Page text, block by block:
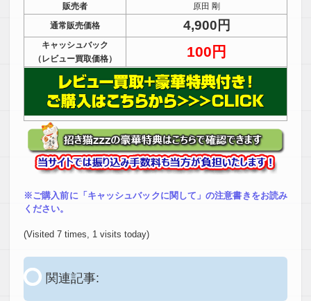
販売者
原田 剛
通常販売価格
4,900円
キャッシュバック
（レビュー買取価格）
100円
※ご購入前に「キャッシュバックに関して」の注意書きをお読み
ください。
(Visited 7 times, 1 visits today)
関連記事: